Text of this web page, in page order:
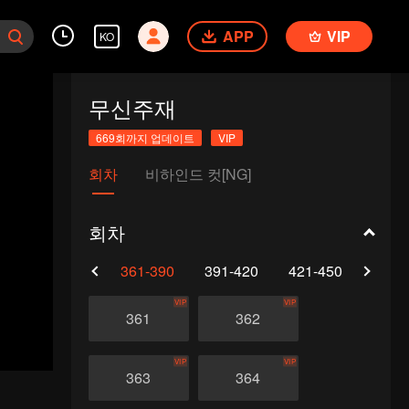
KO APP VIP
무신주재
669회까지 업데이트 VIP
회차 비하인드 컷[NG]
회차
361-390 391-420 421-450
361
VIP
362
VIP
363
VIP
364
VIP